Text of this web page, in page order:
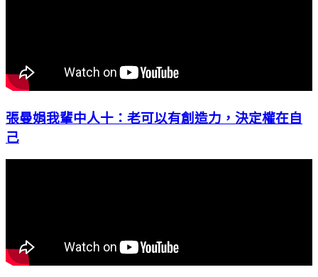
張曼娟我輩中人十：老可以有創造力，決定權在自
己